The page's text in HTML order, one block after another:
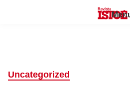
Uncategorized